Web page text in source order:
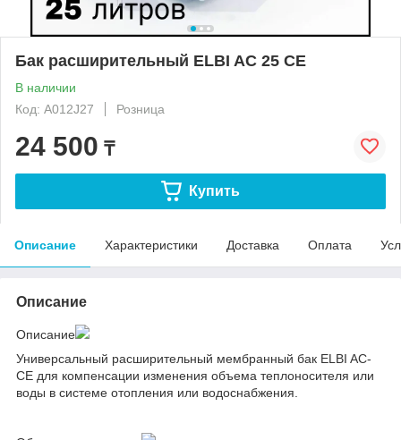
Бак расширительный ELBI AC 25 CE
В наличии
Код: A012J27
Розница
24 500 ₸
Купить
Описание Характеристики Доставка Оплата
Описание
Описание
Универсальный расширительный мембранный бак ELBI AC-
CE для компенсации изменения объема теплоносителя или
воды в системе отопления или водоснабжения.